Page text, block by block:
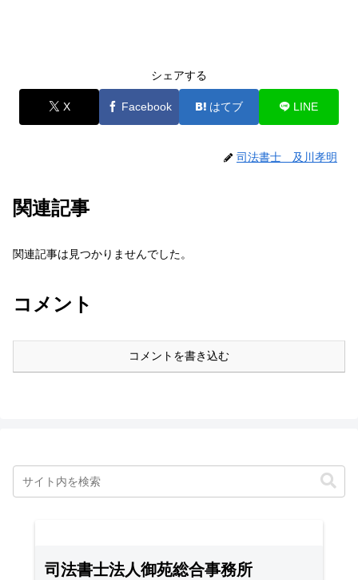
シェアする
X Facebook はてブ LINE
司法書士 及川孝明
関連記事
関連記事は見つかりませんでした。
コメント
コメントを書き込む
司法書士法人御苑総合事務所